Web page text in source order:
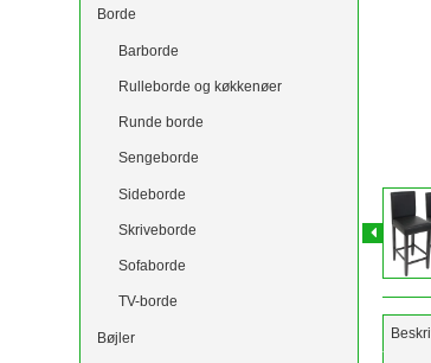
Borde
Barborde
Rulleborde og køkkenøer
Runde borde
Sengeborde
Sideborde
Skriveborde
Sofaborde
TV-borde
Bøjler